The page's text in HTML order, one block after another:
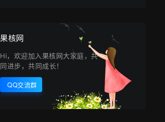
果核网
Hi，欢迎加入果核网大家庭，共
同进步，共同成长！
QQ交流群